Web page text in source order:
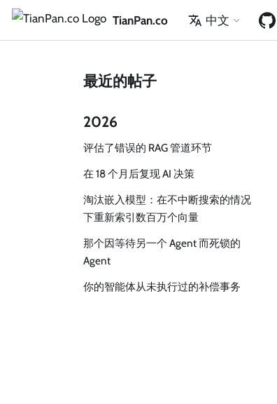
TianPan.co 中文
最近的帖子
2026
评估了错误的 RAG 管道环节
在 18 个月后复现 AI 决策
淘汰嵌入模型：在不中断搜索的情况
下重新索引数百万个向量
那个因等待另一个 Agent 而死锁的
Agent
你的智能体从未执行过的补偿事务